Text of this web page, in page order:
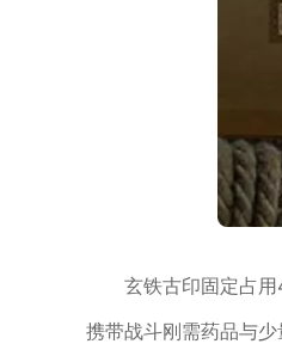
玄铁古印固定占
携带战斗刚需药品与